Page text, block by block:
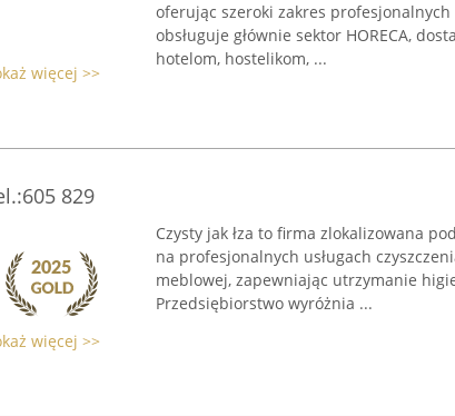
więcej >>
oferując szeroki zakres
obsługuje głównie sektor HORECA,
hotelom, hostelikom, ...
829
więcej >>
Czysty jak łza to firma zlokalizowana
na profesjonalnych usługach
meblowej, zapewniając utrzymanie
Przedsiębiorstwo wyróżnia ...